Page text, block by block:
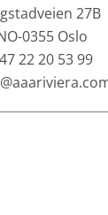
27B
0355 Oslo
22 20 53 99